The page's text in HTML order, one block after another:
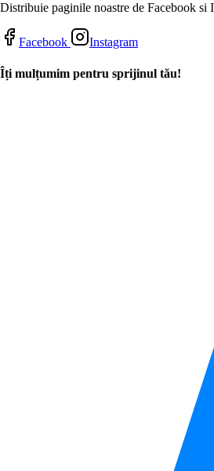
Distribuie paginile noastre de Facebook si
Facebook Instagram
Îți mulțumim pentru sprijinul tău!